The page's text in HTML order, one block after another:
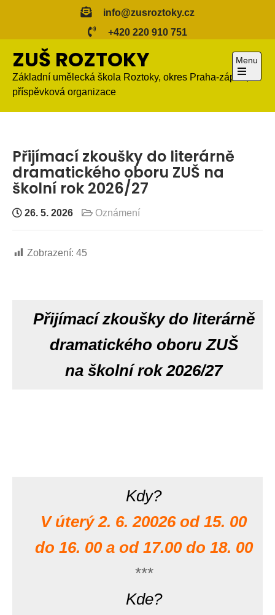
info@zusroztoky.cz
+420 220 910 751
ZUŠ ROZTOKY
Základní umělecká škola Roztoky, okres Praha-západ,
příspěvková organizace
Menu
Open
menu
Přijímací zkoušky do literárně
dramatického oboru ZUŠ na
školní rok 2026/27
26. 5. 2026 Oznámení
Zobrazení: 45
Přijímací zkoušky do literárně
dramatického oboru ZUŠ
na školní rok 2026/27
Kdy?
V úterý 2. 6. 20026 od 15. 00
do 16. 00 a od 17.00 do 18. 00
***
Kde?